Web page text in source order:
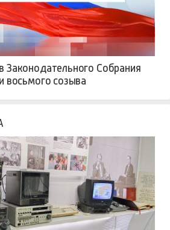
Законодательного Собрания
восьмого созыва